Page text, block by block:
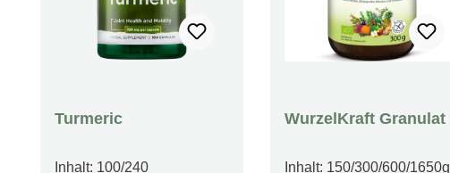
Turmeric
Inhalt: 100/240
WurzelKraft Granulat
Inhalt: 150/300/600/1650g